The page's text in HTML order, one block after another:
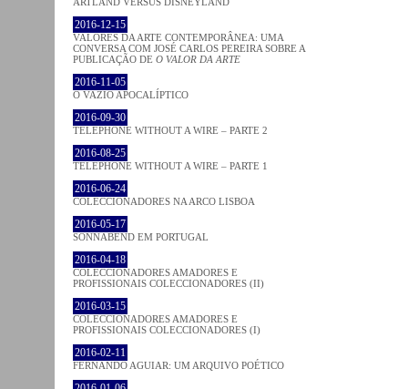
2016-12-15
VALORES DA ARTE CONTEMPORÂNEA: UMA
CONVERSA COM JOSÉ CARLOS PEREIRA SOBRE A
PUBLICAÇÃO DE O VALOR DA ARTE
2016-11-05
O VAZIO APOCALÍPTICO
2016-09-30
TELEPHONE WITHOUT A WIRE – PARTE 2
2016-08-25
TELEPHONE WITHOUT A WIRE – PARTE 1
2016-06-24
COLECCIONADORES NA ARCO LISBOA
2016-05-17
SONNABEND EM PORTUGAL
2016-04-18
COLECCIONADORES AMADORES E
PROFISSIONAIS COLECCIONADORES (II)
2016-03-15
COLECCIONADORES AMADORES E
PROFISSIONAIS COLECCIONADORES (I)
2016-02-11
FERNANDO AGUIAR: UM ARQUIVO POÉTICO